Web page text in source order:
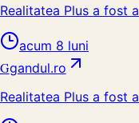
Realitatea Plus a fost
acum 8 luni
Ggandul.ro
Realitatea Plus a fost